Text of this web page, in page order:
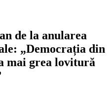
de la anularea
„Democrația din
mai grea lovitură